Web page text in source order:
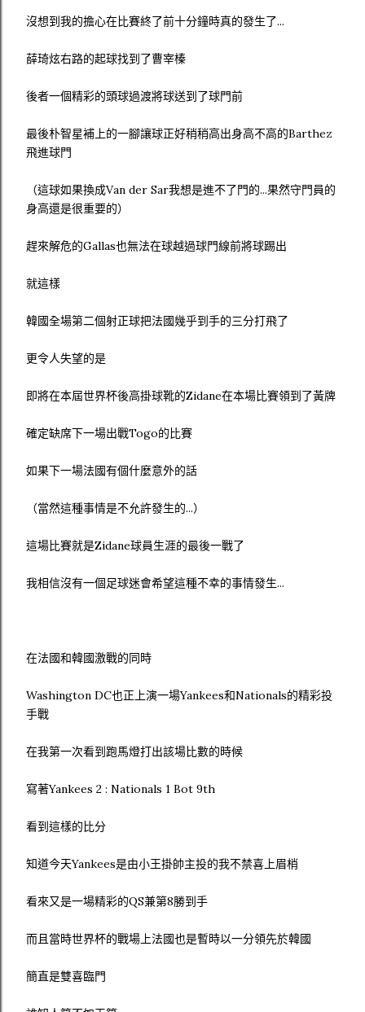
沒想到我的擔心在比賽終了前十分鐘時真的發生了...
薛琦炫右路的起球找到了曹宰榛
後者一個精彩的頭球過渡將球送到了球門前
最後朴智星補上的一腳讓球正好稍稍高出身高不高的Barthez
飛進球門
（這球如果換成Van der Sar我想是進不了門的...果然守門員的
身高還是很重要的）
趕來解危的Gallas也無法在球越過球門線前將球踢出
就這樣
韓國全場第二個射正球把法國幾乎到手的三分打飛了
更令人失望的是
即將在本屆世界杯後高掛球靴的Zidane在本場比賽領到了黃牌
確定缺席下一場出戰Togo的比賽
如果下一場法國有個什麼意外的話
（當然這種事情是不允許發生的...）
這場比賽就是Zidane球員生涯的最後一戰了
我相信沒有一個足球迷會希望這種不幸的事情發生...
在法國和韓國激戰的同時
Washington DC也正上演一場Yankees和Nationals的精彩投
手戰
在我第一次看到跑馬燈打出該場比數的時候
寫著Yankees 2 : Nationals 1 Bot 9th
看到這樣的比分
知道今天Yankees是由小王掛帥主投的我不禁喜上眉梢
看來又是一場精彩的QS兼第8勝到手
而且當時世界杯的戰場上法國也是暫時以一分領先於韓國
簡直是雙喜臨門